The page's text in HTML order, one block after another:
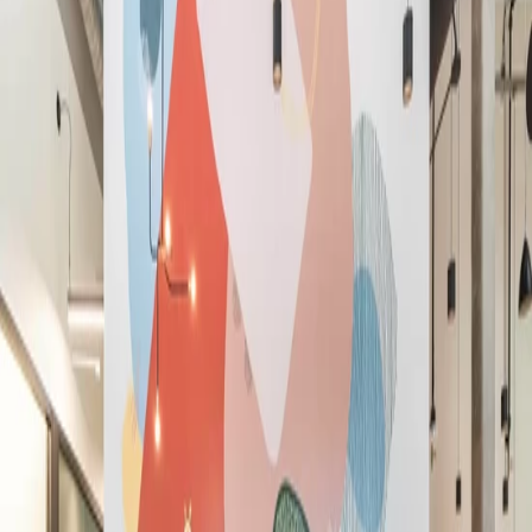
English (GB)
Español
Deutsch
Français
Nederlands
简体中文
繁體中文
De beste werkplek- en ledenervaring,
punt uit.
De beste werkplek- en ledenervaring,
punt uit.